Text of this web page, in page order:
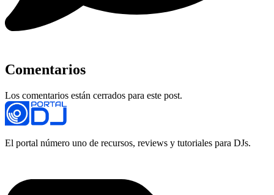
Comentarios
Los comentarios están cerrados para este post.
El portal número uno de recursos, reviews y tutoriales para DJs.